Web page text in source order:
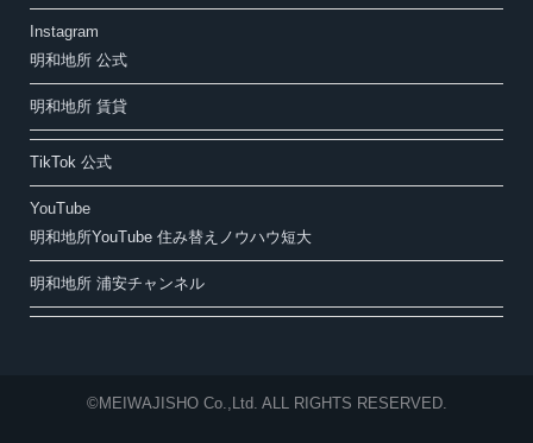
Instagram
明和地所 公式
明和地所 賃貸
TikTok 公式
YouTube
明和地所YouTube 住み替えノウハウ短大
明和地所 浦安チャンネル
©MEIWAJISHO Co.,Ltd. ALL RIGHTS RESERVED.